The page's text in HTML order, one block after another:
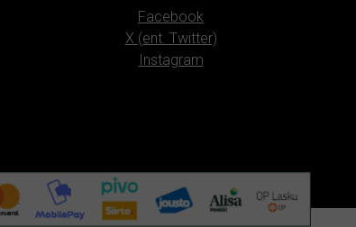
Facebook
X (ent. Twitter)
Instagram